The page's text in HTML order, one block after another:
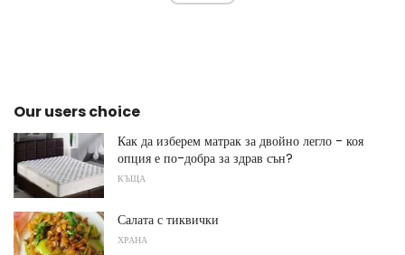
Our users choice
Как да изберем матрак за двойно легло - коя
опция е по-добра за здрав сън?
КЪЩА
Салата с тиквички
ХРАНА